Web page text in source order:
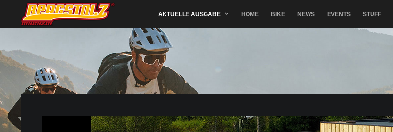
AKTUELLE AUSGABE HOME BIKE NEWS EVENTS STUFF